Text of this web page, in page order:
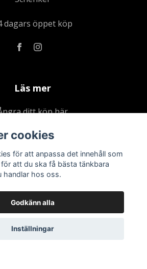
dagars öppet köp
Läs mer
ditt köp här
Kontakta oss
& integritetspolicy
Kundklubb
Presentkort
cookies
för att anpassa det innehåll som
att du ska få bästa tänkbara
handlar hos oss.
Godkänn alla
Inställningar